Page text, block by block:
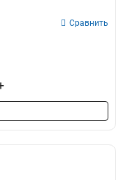
Сравнить